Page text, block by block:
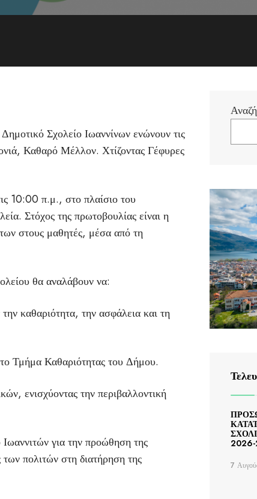
Σχολείο Ιωαννίνων ενώνουν τις
Καθαρό Μέλλον. Χτίζοντας Γέφυρες
10:00 π.μ., στο πλαίσιο του
Στόχος της πρωτοβουλίας είναι η
στους μαθητές, μέσα από τη
θα αναλάβουν να:
καθαριότητα, την ασφάλεια και τη
Τμήμα Καθαριότητας του Δήμου.
ενισχύοντας την περιβαλλοντική
για την προώθηση της
πολιτών στη διατήρηση της
7